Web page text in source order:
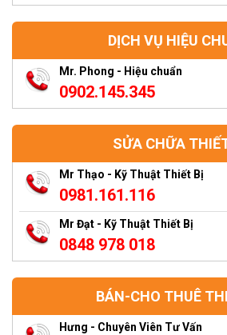
DỊCH VỤ HIỆU
Mr. Phong - Hiệu chuẩn
0902.145.345
SỬA CHỮA
Mr Thạo - Kỹ Thuật Thiết Bị
0981.161.116
Mr Đạt - Kỹ Thuật Thiết Bị
0848 978 018
BÁN-CHO THUÊ
Hưng - Chuyên Viên Tư Vấn